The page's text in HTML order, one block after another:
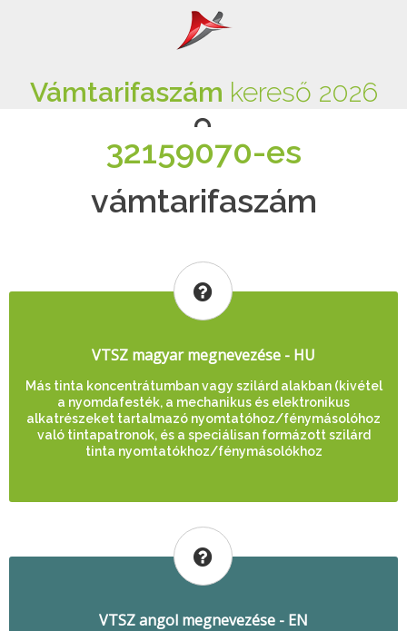
Vámtarifaszám kereső 2026
32159070-es
vámtarifaszám
VTSZ magyar megnevezése - HU
Más tinta koncentrátumban vagy szilárd alakban (kivétel
a nyomdafesték, a mechanikus és elektronikus
alkatrészeket tartalmazó nyomtatóhoz/fénymásolóhoz
való tintapatronok, és a speciálisan formázott szilárd
tinta nyomtatókhoz/fénymásolókhoz
VTSZ angol megnevezése - EN